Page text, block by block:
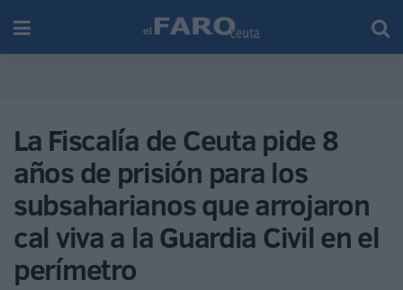
La Fiscalía de Ceuta pide 8
años de prisión para los
subsaharianos que arrojaron
cal viva a la Guardia Civil en el
perímetro